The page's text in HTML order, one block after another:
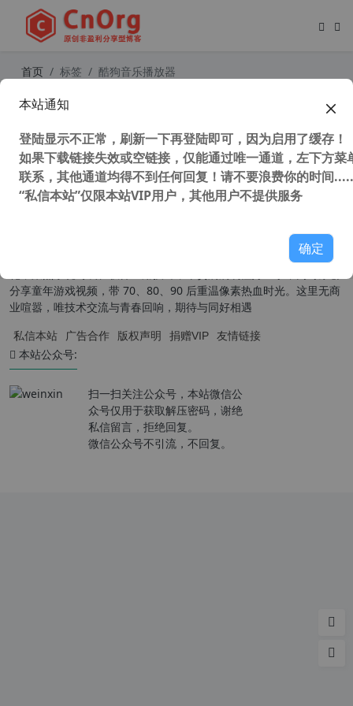
首页 标签 酷狗音乐播放器
支持winxp音乐播放器 酷狗音乐PC版
111,256 次浏览 XP专区
本扎根草根，为普通用户提供实用有趣的内容。技术分享主打原创汉
分享童年游戏视频，带 70、80、90 后重温像素热血时光。这里无商
业喧嚣，唯技术交流与青春回响，期待与同好相遇
私信本站 广告合作 版权声明 捐赠VIP 友情链接
本站公众号:
扫一扫关注公众号，本站微信公
众号仅用于获取解压密码，谢绝
私信留言，拒绝回复。
微信公众号不引流，不回复。
本站通知
登陆显示不正常，刷新一下再登陆即可，因为启用了缓存！
如果下载链接失效或空链接，仅能通过唯一通道，左下方菜
联系，其他通道均得不到任何回复！请不要浪费你的时间
“私信本站”仅限本站VIP用户，其他用户不提供服务
确定